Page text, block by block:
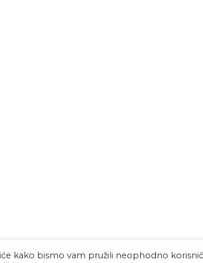
kako bismo vam pružili neophodno